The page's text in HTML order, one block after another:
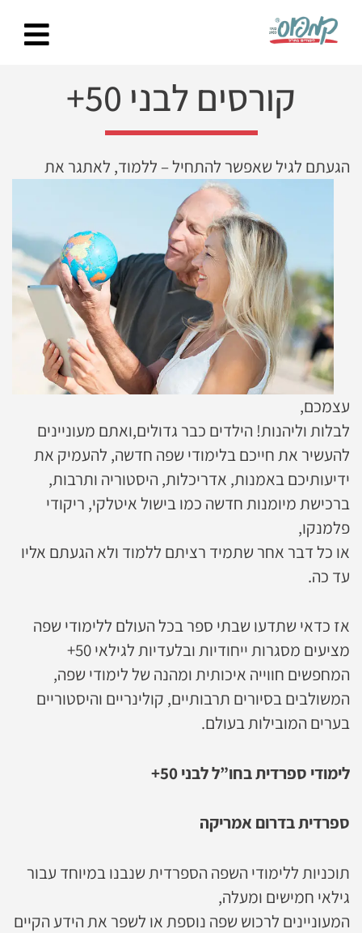
content
קורסים לבני 50+
הגעתם לגיל שאפשר להתחיל – ללמוד, לאתגר את
עצמכם,
לבלות וליהנות! הילדים כבר גדולים,ואתם מעוניינים
להעשיר את חייכם בלימודי שפה חדשה, להעמיק את
ידיעותיכם באמנות, אדריכלות, היסטוריה ותרבות,
ברכישת מיומנות חדשה כמו בישול איטלקי, ריקודי
פלמנקו,
או כל דבר אחר שתמיד רציתם ללמוד ולא הגעתם אליו
עד כה.
אז כדאי שתדעו שבתי ספר בכל העולם ללימודי שפה
מציעים מסגרות ייחודיות ובלעדיות לגילאי 50+
המחפשים חווייה איכותית ומהנה של לימודי שפה,
המשולבים בסיורים תרבותיים, קולינריים והיסטוריים
בערים המובילות בעולם.
לימודי ספרדית בחו”ל לבני 50+
ספרדית בדרום אמריקה
תוכניות ללימודי השפה הספרדית שנבנו במיוחד עבור
גילאי חמישים ומעלה,
המעוניינים לרכוש שפה נוספת או לשפר את הידע הקיים